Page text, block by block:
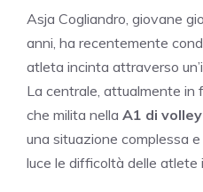
Asja Cogliandro, giovane
anni, ha recentemente
atleta incinta attraverso
La centrale, attualmente in
che milita nella A1 di
una situazione complessa
luce le difficoltà delle atlete